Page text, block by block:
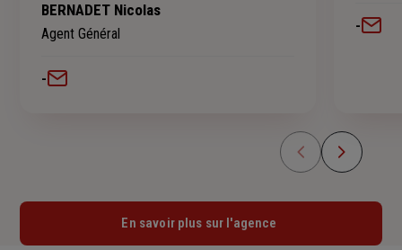
BERNADET Nicolas
Agent Général
-
-
En savoir plus sur l'agence